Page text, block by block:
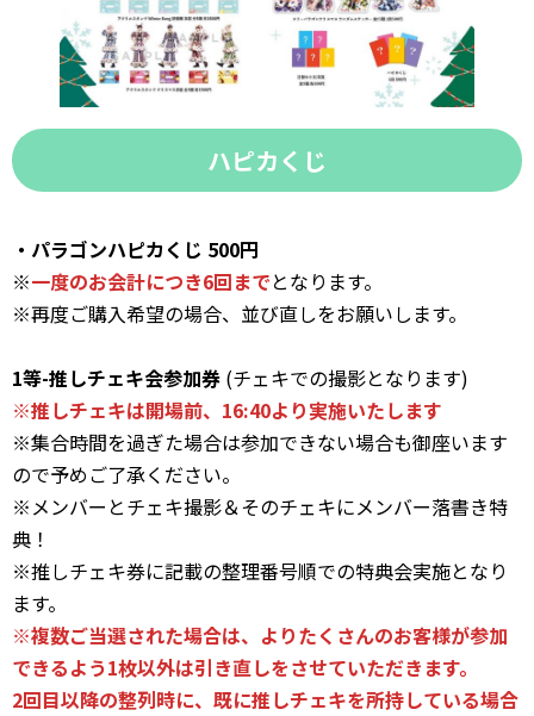
ハピカくじ
・パラゴンハピカくじ 500円
※一度のお会計につき6回までとなります。
※再度ご購入希望の場合、並び直しをお願いします。
1等-推しチェキ会参加券 (チェキでの撮影となります)
※推しチェキは開場前、16:40より実施いたします
※集合時間を過ぎた場合は参加できない場合も御座います
ので予めご了承ください。
※メンバーとチェキ撮影＆そのチェキにメンバー落書き特
典！
※推しチェキ券に記載の整理番号順での特典会実施となり
ます。
※複数ご当選された場合は、よりたくさんのお客様が参加
できるよう1枚以外は引き直しをさせていただきます。
2回目以降の整列時に、既に推しチェキを所持している場合